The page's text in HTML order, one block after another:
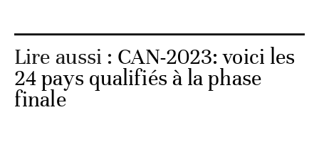
Lire aussi : CAN-2023: voici les
24 pays qualifiés à la phase
finale